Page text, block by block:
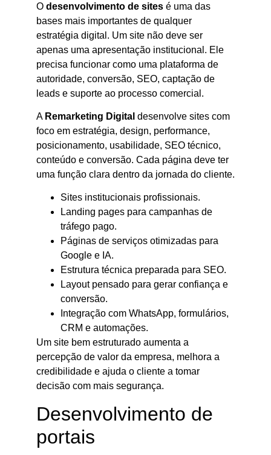
O desenvolvimento de sites é uma das
bases mais importantes de qualquer
estratégia digital. Um site não deve ser
apenas uma apresentação institucional. Ele
precisa funcionar como uma plataforma de
autoridade, conversão, SEO, captação de
leads e suporte ao processo comercial.
A Remarketing Digital desenvolve sites com
foco em estratégia, design, performance,
posicionamento, usabilidade, SEO técnico,
conteúdo e conversão. Cada página deve ter
uma função clara dentro da jornada do cliente.
Sites institucionais profissionais.
Landing pages para campanhas de
tráfego pago.
Páginas de serviços otimizadas para
Google e IA.
Estrutura técnica preparada para SEO.
Layout pensado para gerar confiança e
conversão.
Integração com WhatsApp, formulários,
CRM e automações.
Um site bem estruturado aumenta a
percepção de valor da empresa, melhora a
credibilidade e ajuda o cliente a tomar
decisão com mais segurança.
Desenvolvimento de
portais